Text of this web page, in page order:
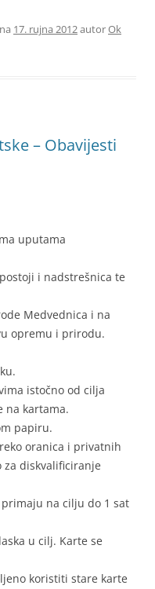
17. rujna 2012autorOk
– Obavijesti
uputama
i nadstrešnica te
Medvednica i na
opremu i prirodu.
istočno od cilja
na kartama.
papiru.
oranica i privatnih
za diskvalificiranje
na cilju do 1 sat
u cilj. Karte se
koristiti stare karte